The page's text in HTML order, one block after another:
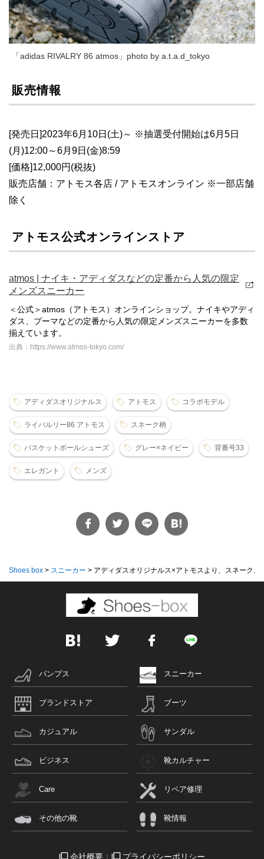
「adidas RIVALRY 86 atmos」photo by a.t.a.d_tokyo
販売情報
[発売日]2023年6月10日(土)～ ※抽選受付開始は6月5日
(月)12:00～6月9日(金)8:59
[価格]12,000円(税抜)
販売店舗：アトモス各店 / アトモスオンライン ※一部店舗
除く
アトモス公式オンラインストア
atmos | ナイキ・アディダスなどの定番から人気の限定
メンズスニーカー
＜公式＞atmos（アトモス）オンラインショップ。ナイキやアディ
ダス、プーマなどの定番から人気の限定メンズスニーカーを多数
揃えています。
出典：https://www.atmos-tokyo.com/
アディダスオリジナルス アトモス コラボモデル
ライバルリー86 アトモス スネーク柄
バスケットボールシューズ グレー×ネイビー 背番号33
エレガント メンズ
Shoes box > スニーカー > アディダスオリジナルス×アトモスより、スネーク...
パンプス スニーカー
ブランドストア ブーツ
カジュアル サンダル
ビジネス 靴カルチャー
Care リペア修理
その他の靴 靴情報
会社概要 プライバシーポリシー